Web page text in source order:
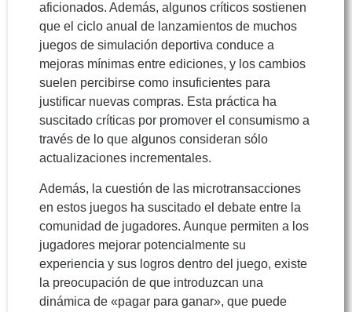
aficionados. Además, algunos críticos sostienen
que el ciclo anual de lanzamientos de muchos
juegos de simulación deportiva conduce a
mejoras mínimas entre ediciones, y los cambios
suelen percibirse como insuficientes para
justificar nuevas compras. Esta práctica ha
suscitado críticas por promover el consumismo a
través de lo que algunos consideran sólo
actualizaciones incrementales.
Además, la cuestión de las microtransacciones
en estos juegos ha suscitado el debate entre la
comunidad de jugadores. Aunque permiten a los
jugadores mejorar potencialmente su
experiencia y sus logros dentro del juego, existe
la preocupación de que introduzcan una
dinámica de «pagar para ganar», que puede